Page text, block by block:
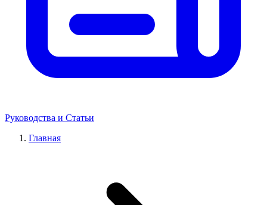
Руководства и Статьи
Главная